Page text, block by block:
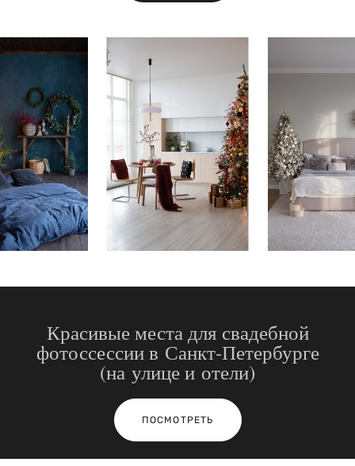
Красивые места для свадебной
фотоссессии в Санкт-Петербурге
(на улице и отели)
ПОСМОТРЕТЬ